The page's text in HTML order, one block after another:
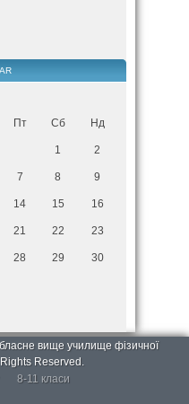
Пт Сб Нд
1 2
7 8 9
14 15 16
21 22 23
28 29 30
вище училище фізичної
Rights Reserved.
8-11 класи